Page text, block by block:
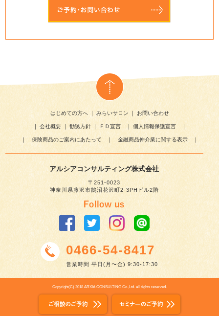
はじめての方へ｜ みらいサロン ｜ お問い合わせ
｜会社概要｜ 勧誘方針｜ ＦＤ宣言｜ 個人情報保護宣言｜
｜ 保険商品のご案内にあたって ｜ 金融商品仲介業に関する表示｜
アルシアコンサルティング株式会社
〒251-0023
神奈川県藤沢市鵠沼花沢町2-3PHビル2階
0466-54-8417
営業時間 平日(月〜金) 9:30-17:30
Copyright(C) 2018 ARXIA CONSULTING Co.,Ltd. all rights reserved.